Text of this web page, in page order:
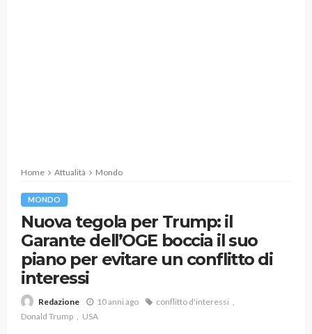
Home Attualità Mondo
MONDO
Nuova tegola per Trump: il
Garante dell’OGE boccia il suo
piano per evitare un conflitto di
interessi
Redazione 10 anni ago
conflitto d'interessi
Donald Trump
USA